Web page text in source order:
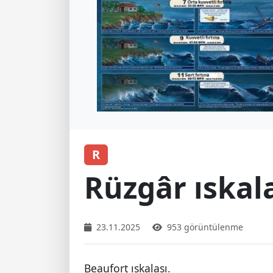
R
Rüzgâr
23.11.2025 953 görüntülenme
Beaufort ıskalası.